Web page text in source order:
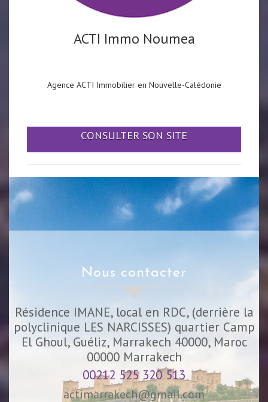
ACTI Immo Noumea
Agence ACTI Immobilier en Nouvelle-Calédonie
CONSULTER SON SITE
nous contacter
Résidence IMANE, local en RDC, (derrière la
polyclinique LES NARCISSES) quartier Camp
El Ghoul, Guéliz, Marrakech 40000, Maroc
00000 Marrakech
00212 525 320 513
actimarrakech@gmail.com